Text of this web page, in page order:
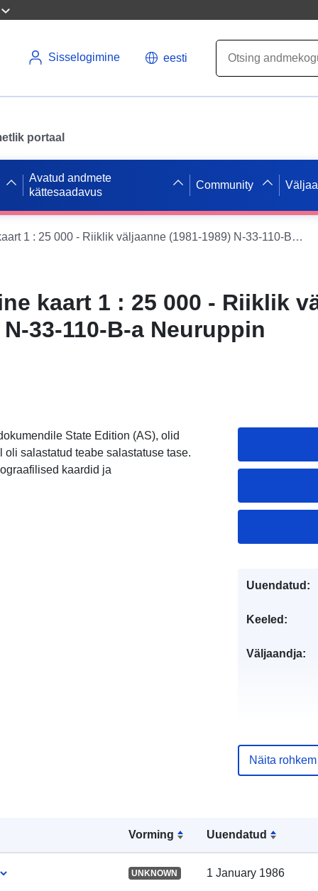
Sisselogimine eesti
portaal
Avatud andmete
kättesaadavus
Community
Topograafiline kaart 1 : 25 000 - Riiklik väljaanne (1981-1989) N-33-110-B-a Neuruppin
kaart 1 : 25 000 - Riiklik
33-110-B-a Neuruppin
State Edition (AS), olid
salastatud teabe salastatuse tase.
kaardid ja
Vorming Uuendatud
UNKNOWN 1 January 1986
Uuendatud:
Keeled:
Väljaandja:
Kataloogi
Geograafiline
Näita rohkem